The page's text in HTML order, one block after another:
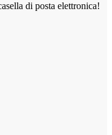
di posta elettronica!